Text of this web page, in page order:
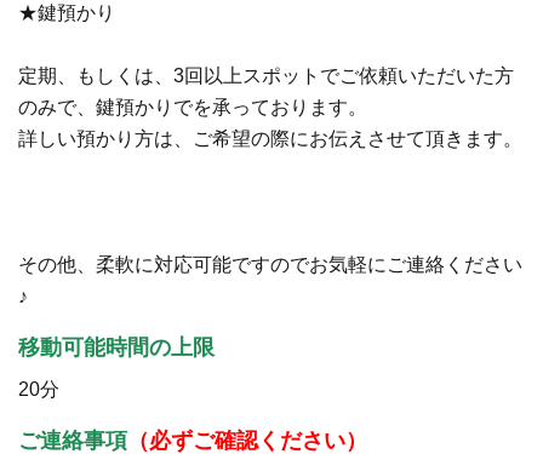
★鍵預かり
定期、もしくは、3回以上スポットでご依頼いただいた方
のみで、鍵預かりでを承っております。
詳しい預かり方は、ご希望の際にお伝えさせて頂きます。
その他、柔軟に対応可能ですのでお気軽にご連絡ください
♪
移動可能時間の上限
20分
ご連絡事項 （必ずご確認ください）